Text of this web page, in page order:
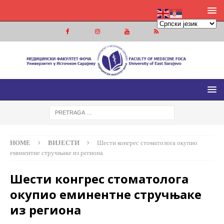
МЕДИЦИНСКИ ФАКУЛТЕТ ФОЧА
МЕДИЦИНСКИ ФАКУЛТЕТ УНИВЕРЗИТЕТА У ИСТОЧНОМ
HOME ВИЈЕСТИ
Шести конгрес стоматолога окупио
еминентне стручњаке из региона
Шести конгрес стоматолога
окупио еминентне стручњаке
из региона